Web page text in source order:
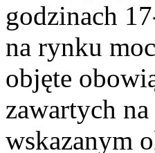
godzinach
na rynku
objęte
zawartych
wskazanym